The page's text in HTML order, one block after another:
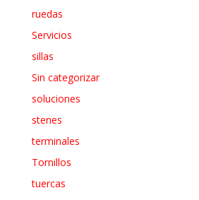
ruedas
Servicios
sillas
Sin categorizar
soluciones
stenes
terminales
Tornillos
tuercas